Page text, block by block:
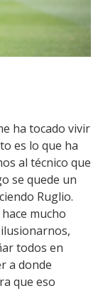
ha tocado vivir
es lo que ha
al técnico que
se quede un
Ruglio.
mucho
todos en
a donde
que eso